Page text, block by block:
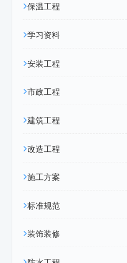
保温工程
学习资料
安装工程
市政工程
建筑工程
改造工程
施工方案
标准规范
装饰装修